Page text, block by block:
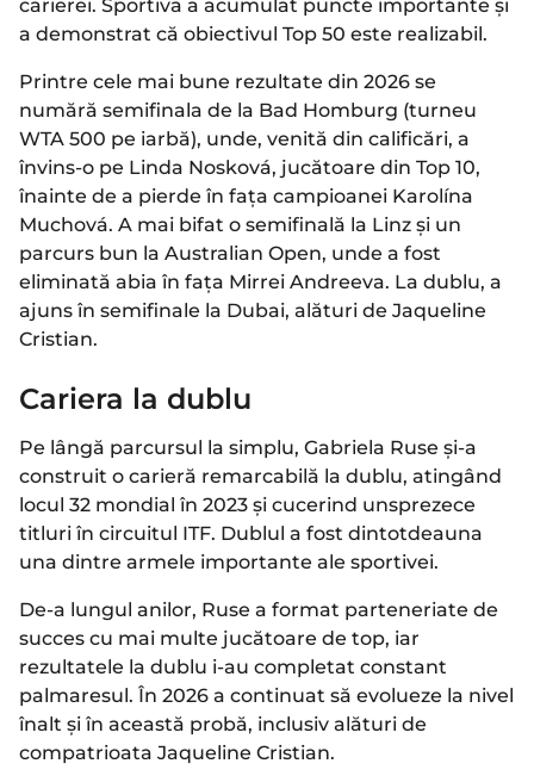
carierei. Sportiva a acumulat puncte importante și
a demonstrat că obiectivul Top 50 este realizabil.
Printre cele mai bune rezultate din 2026 se
numără semifinala de la Bad Homburg (turneu
WTA 500 pe iarbă), unde, venită din calificări, a
învins-o pe Linda Nosková, jucătoare din Top 10,
înainte de a pierde în fața campioanei Karolína
Muchová. A mai bifat o semifinală la Linz și un
parcurs bun la Australian Open, unde a fost
eliminată abia în fața Mirrei Andreeva. La dublu, a
ajuns în semifinale la Dubai, alături de Jaqueline
Cristian.
Cariera la dublu
Pe lângă parcursul la simplu, Gabriela Ruse și-a
construit o carieră remarcabilă la dublu, atingând
locul 32 mondial în 2023 și cucerind unsprezece
titluri în circuitul ITF. Dublul a fost dintotdeauna
una dintre armele importante ale sportivei.
De-a lungul anilor, Ruse a format parteneriate de
succes cu mai multe jucătoare de top, iar
rezultatele la dublu i-au completat constant
palmaresul. În 2026 a continuat să evolueze la nivel
înalt și în această probă, inclusiv alături de
compatrioata Jaqueline Cristian.